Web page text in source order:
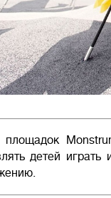
площадок
детей